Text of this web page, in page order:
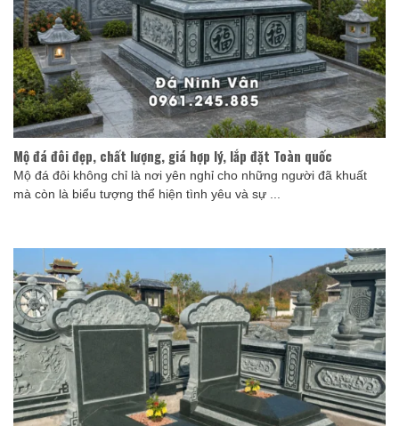
Mộ đá đôi đẹp, chất lượng, giá hợp lý, lắp đặt Toàn quốc
Mộ đá đôi không chỉ là nơi yên nghỉ cho những người đã khuất
mà còn là biểu tượng thể hiện tình yêu và sự ...